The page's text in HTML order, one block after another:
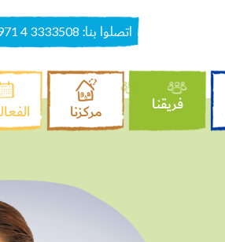
اتصلوا بنا: 4 3333508
فريقنا مركزنا